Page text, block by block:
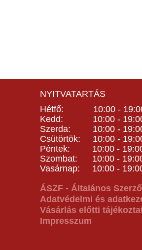
NYITVATARTÁS
Hétfő: 10:00 -
Kedd: 10:00 -
Szerda: 10:00 -
Csütörtök: 10:00 -
Péntek: 10:00 -
Szombat: 10:00 -
Vasárnap: 10:00 -
ÁSZF - Általános
Adatvédelmi és
Vásárlás előtti
Impresszum